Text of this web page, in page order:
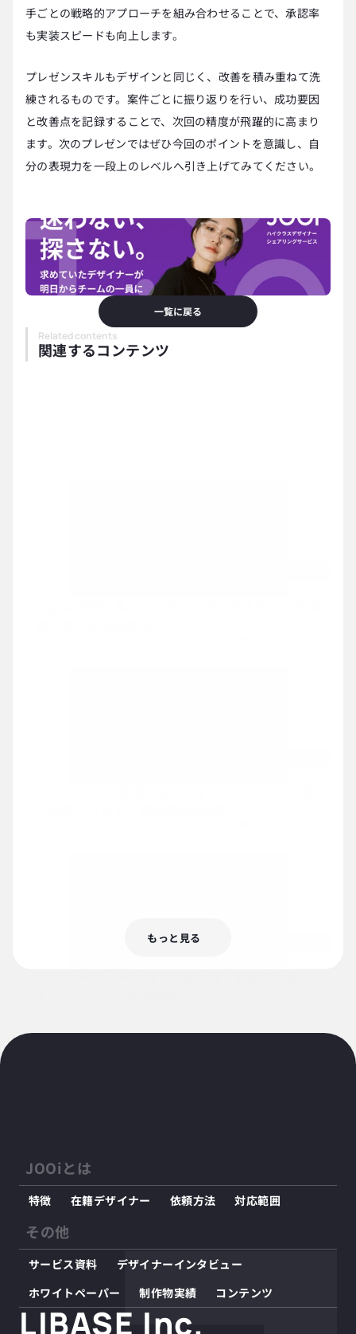
手ごとの戦略的アプローチを組み合わせることで、承認率
も実装スピードも向上します。
プレゼンスキルもデザインと同じく、改善を積み重ねて洗
練されるものです。案件ごとに振り返りを行い、成功要因
と改善点を記録することで、次回の精度が飛躍的に高まり
ます。次のプレゼンではぜひ今回のポイントを意識し、自
分の表現力を一段上のレベルへ引き上げてみてください。
一覧に戻る
Related contents
関連するコンテンツ
もっと見る
JOOiとは
特徴 在籍デザイナー 依頼方法 対応範囲
その他
サービス資料
デザイナーインタビュー
ホワイトペーパー
制作物実績 コンテンツ
LIBASE Inc.